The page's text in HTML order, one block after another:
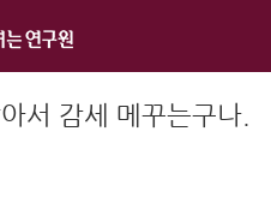
서 감세 메꾸는구나.